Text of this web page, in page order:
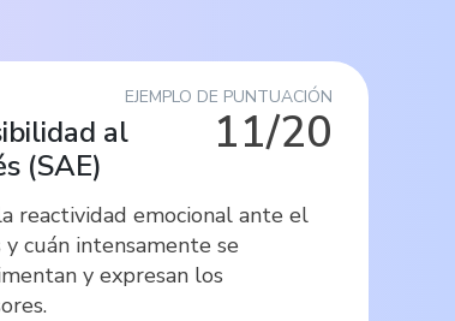
EJEMPLO DE PUNTUACIÓN
11/20
al
(SAE)
reactividad emocional ante el
cuán intensamente se
y expresan los